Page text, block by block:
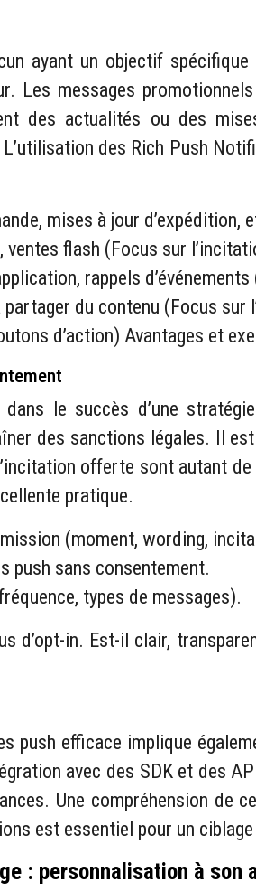
ayant un objectif
Les messages
des actualités ou des
des Rich Push
mises à jour d’expédition,
flash (Focus sur
rappels
du contenu (Focus sur
d’action) Avantages et
le succès d’une
des sanctions légales. Il
offerte sont autant
pratique.
(moment, wording,
push sans consentement.
types de messages).
d’opt-in. Est-il clair,
push efficace implique
avec des SDK et des
Une compréhension
est essentiel pour un
: personnalisation à son